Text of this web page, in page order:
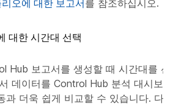
오에 대한 보고서를 참조하십시오.
대한 시간대 선택
Hub 보고서를 생성할 때 시간대를 선
데이터를 Control Hub 분석 대시보드
과 더욱 쉽게 비교할 수 있습니다. 다